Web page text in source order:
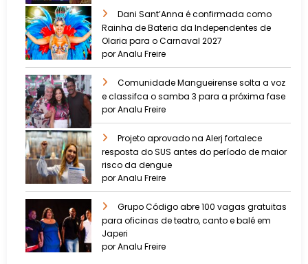
Dani Sant’Anna é confirmada como
Rainha de Bateria da Independentes de
Olaria para o Carnaval 2027
por Analu Freire
Comunidade Mangueirense solta a voz
e classifca o samba 3 para a próxima fase
por Analu Freire
Projeto aprovado na Alerj fortalece
resposta do SUS antes do período de maior
risco da dengue
por Analu Freire
Grupo Código abre 100 vagas gratuitas
para oficinas de teatro, canto e balé em
Japeri
por Analu Freire